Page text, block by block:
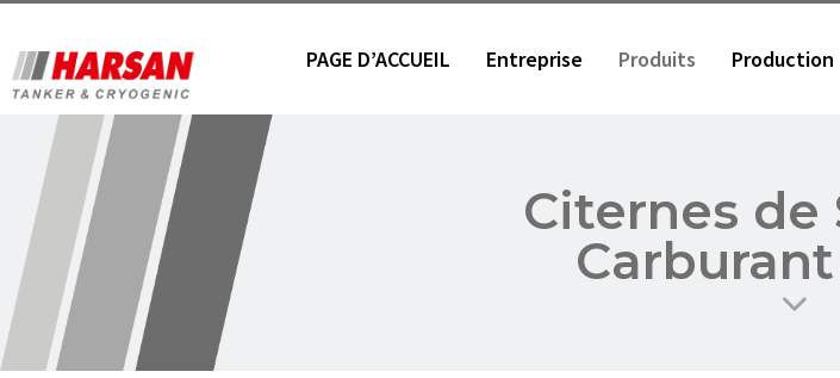
PAGE D’ACCUEIL Entreprise Produits Production
Citernes de
Carburant